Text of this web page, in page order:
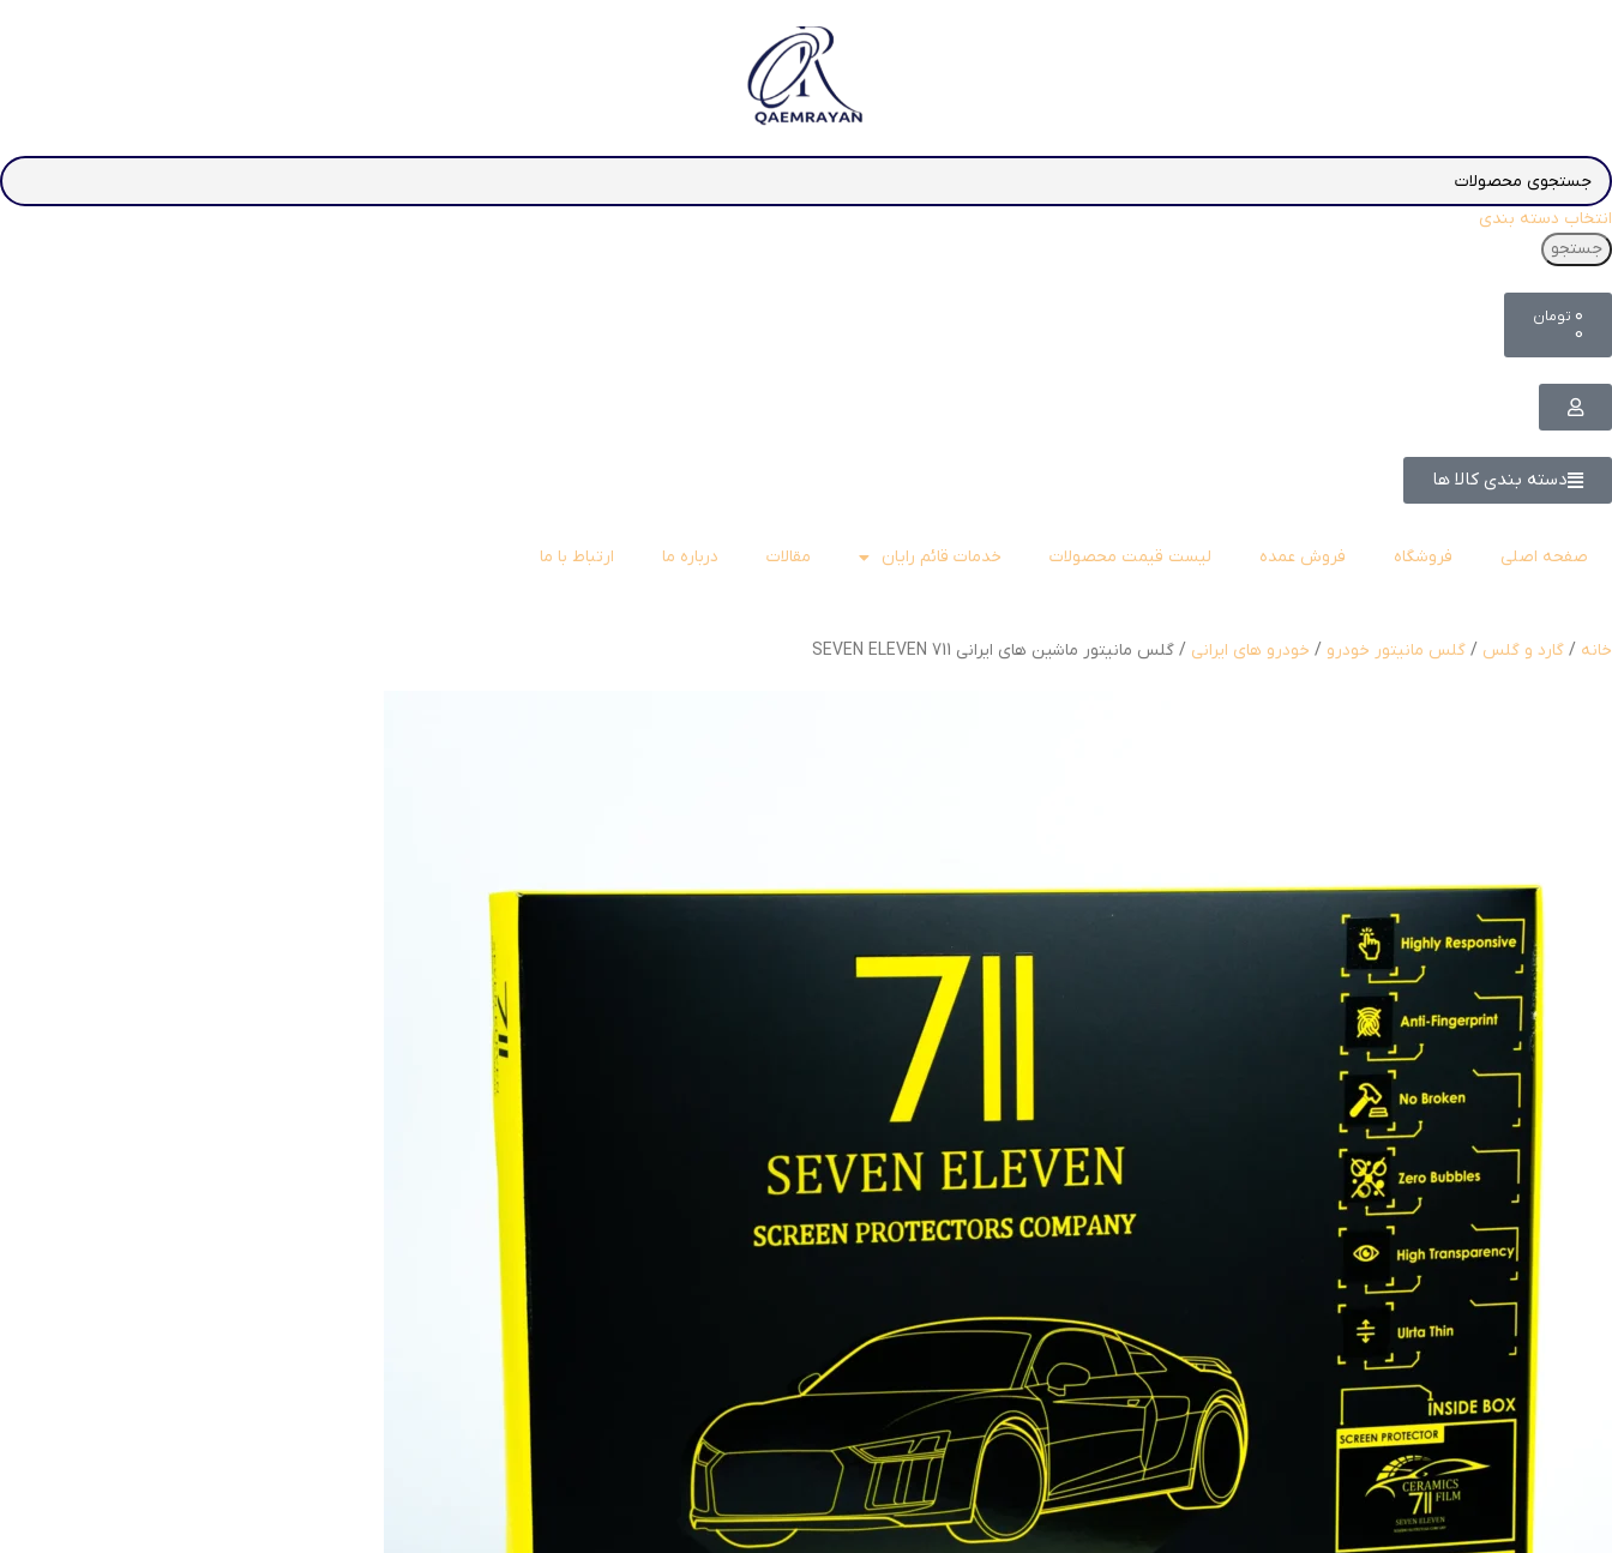
انتخاب دسته بندی
جستجو
۰ تومان
0
دسته بندی کالا ها
صفحه اصلی فروشگاه فروش عمده لیست قیمت محصولات خدمات قائم رایان مقالات درباره ما ارتباط با ما
خانه گارد و گلس گلس مانیتور خودرو خودرو های ایرانی گلس مانیتور ماشین های ایرانی 711 SEVEN ELEVEN